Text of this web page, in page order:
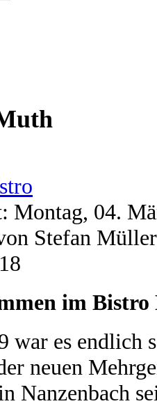
Montag, 04.
Stefan Müller
im Bistro
war es endlich
neuen
Nanzenbach